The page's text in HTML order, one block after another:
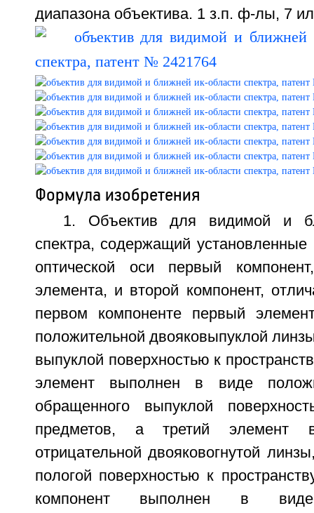
диапазона объектива. 1 з.п. ф-лы, 7
Формула изобретения
1. Объектив для видимой и
спектра, содержащий установленные
оптической оси первый
элемента, и второй компонент,
первом компоненте первый
положительной двояковыпуклой
выпуклой поверхностью к
элемент выполнен в виде
обращенного выпуклой
предметов, а третий элемент
отрицательной двояковогнутой
пологой поверхностью к
компонент выполнен в виде